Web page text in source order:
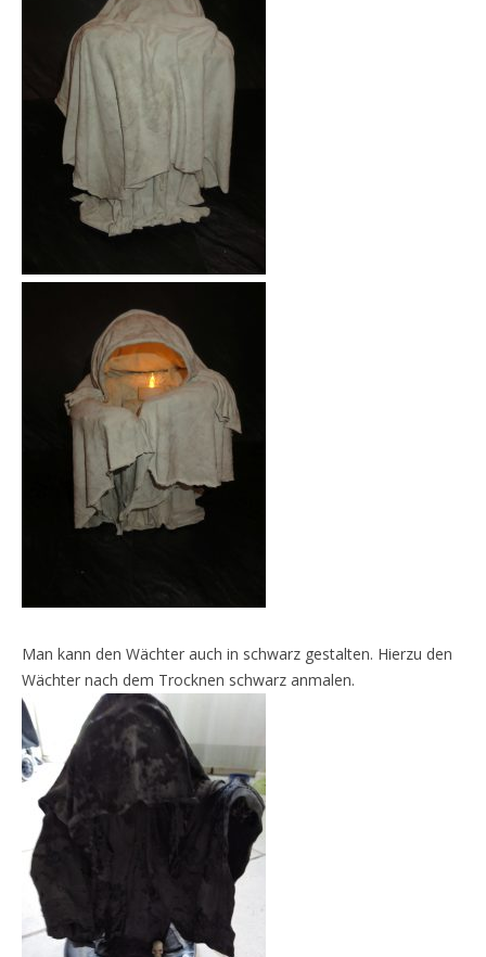
Man kann den Wächter auch in schwarz gestalten. Hierzu den
Wächter nach dem Trocknen schwarz anmalen.